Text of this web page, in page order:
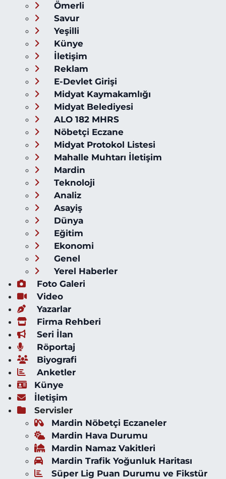
Ömerli
Savur
Yeşilli
Künye
İletişim
Reklam
E-Devlet Girişi
Midyat Kaymakamlığı
Midyat Belediyesi
ALO 182 MHRS
Nöbetçi Eczane
Midyat Protokol Listesi
Mahalle Muhtarı İletişim
Mardin
Teknoloji
Analiz
Asayiş
Dünya
Eğitim
Ekonomi
Genel
Yerel Haberler
Foto Galeri
Video
Yazarlar
Firma Rehberi
Seri İlan
Röportaj
Biyografi
Anketler
Künye
İletişim
Servisler
Mardin Nöbetçi Eczaneler
Mardin Hava Durumu
Mardin Namaz Vakitleri
Mardin Trafik Yoğunluk Haritası
Süper Lig Puan Durumu ve Fikstür